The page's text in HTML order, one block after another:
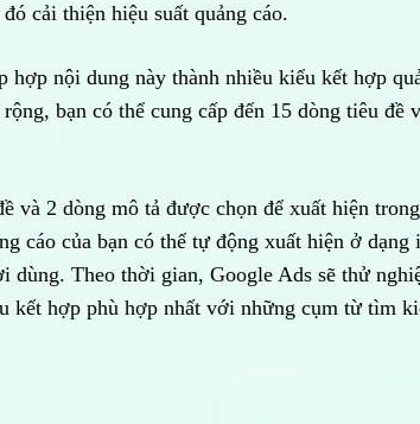
cải thiện hiệu suất quảng cáo.
hợp nội dung này thành nhiều kiểu kết hợp
bạn có thể cung cấp đến 15 dòng tiêu đề
và 2 dòng mô tả được chọn để xuất hiện trong
cáo của bạn có thể tự động xuất hiện ở dạng
Theo thời gian, Google Ads sẽ thử
kết hợp phù hợp nhất với những cụm từ tìm